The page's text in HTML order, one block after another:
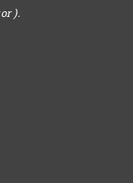
).